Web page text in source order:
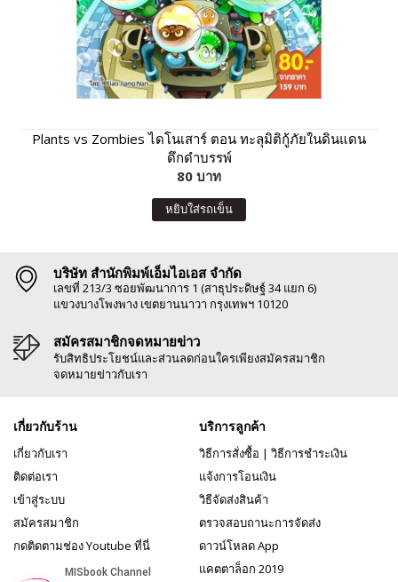
Plants vs Zombies ไดโนเสาร์ ตอน ทะลุมิติกู้ภัยในดินแดน
ดึกดำบรรพ์
80 บาท
หยิบใส่รถเข็น
บริษัท สำนักพิมพ์เอ็มไอเอส จำกัด
เลขที่ 213/3 ซอยพัฒนาการ 1 (สาธุประดิษฐ์ 34 แยก 6)
แขวงบางโพงพาง เขตยานนาวา กรุงเทพฯ 10120
สมัครสมาชิกจดหมายข่าว
รับสิทธิประโยชน์และส่วนลดก่อนใครเพียงสมัครสมาชิก
จดหมายข่าวกับเรา
เกี่ยวกับร้าน
เกี่ยวกับเรา
ติดต่อเรา
เข้าสู่ระบบ
สมัครสมาชิก
กดติดตามช่อง Youtube ที่นี่
บริการลูกค้า
วิธีการสั่งซื้อ | วิธีการชำระเงิน
แจ้งการโอนเงิน
วิธีจัดส่งสินค้า
ตรวจสอบถานะการจัดส่ง
ดาวน์โหลด App
แคตตาล็อก 2019